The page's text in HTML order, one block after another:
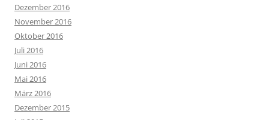
Dezember 2016
November 2016
Oktober 2016
Juli 2016
Juni 2016
Mai 2016
März 2016
Dezember 2015